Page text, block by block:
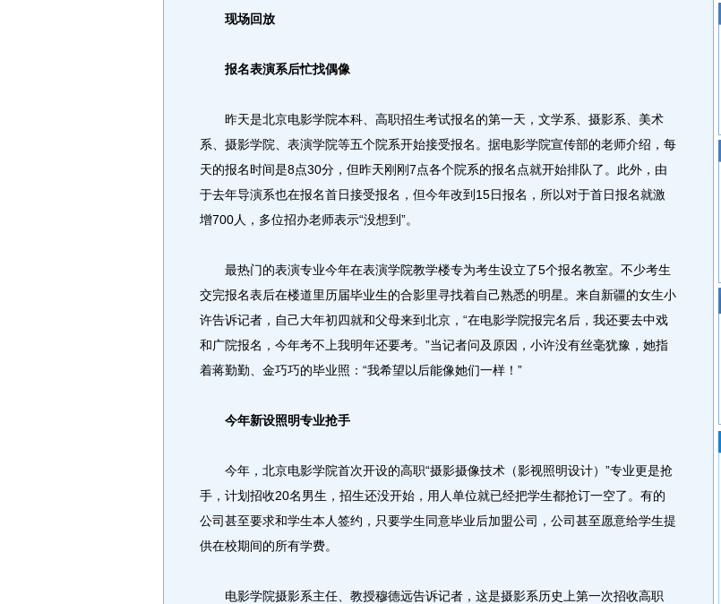
现场回放
报名表演系后忙找偶像
昨天是北京电影学院本科、高职招生考试报名的第一天，文学系、摄影系、美术
系、摄影学院、表演学院等五个院系开始接受报名。据电影学院宣传部的老师介绍，每
天的报名时间是8点30分，但昨天刚刚7点各个院系的报名点就开始排队了。此外，由
于去年导演系也在报名首日接受报名，但今年改到15日报名，所以对于首日报名就激
增700人，多位招办老师表示“没想到”。
最热门的表演专业今年在表演学院教学楼专为考生设立了5个报名教室。不少考生
交完报名表后在楼道里历届毕业生的合影里寻找着自己熟悉的明星。来自新疆的女生小
许告诉记者，自己大年初四就和父母来到北京，“在电影学院报完名后，我还要去中戏
和广院报名，今年考不上我明年还要考。”当记者问及原因，小许没有丝毫犹豫，她指
着蒋勤勤、金巧巧的毕业照：“我希望以后能像她们一样！”
今年新设照明专业抢手
今年，北京电影学院首次开设的高职“摄影摄像技术（影视照明设计）”专业更是抢
手，计划招收20名男生，招生还没开始，用人单位就已经把学生都抢订一空了。有的
公司甚至要求和学生本人签约，只要学生同意毕业后加盟公司，公司甚至愿意给学生提
供在校期间的所有学费。
电影学院摄影系主任、教授穆德远告诉记者，这是摄影系历史上第一次招收高职